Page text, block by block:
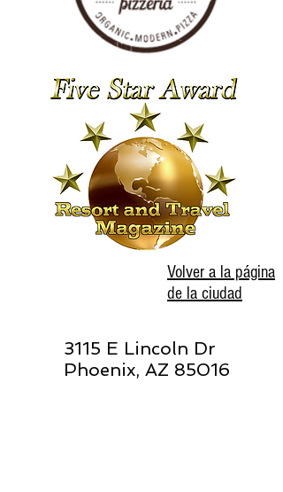
Volver a la página
de la ciudad
3115 E Lincoln Dr
Phoenix, AZ 85016